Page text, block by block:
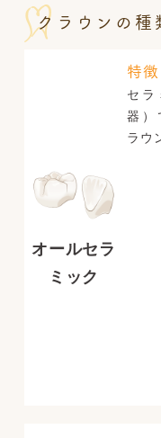
クラウンの種
オールセラ
ミック
特徴
セラ
器）
ラウ